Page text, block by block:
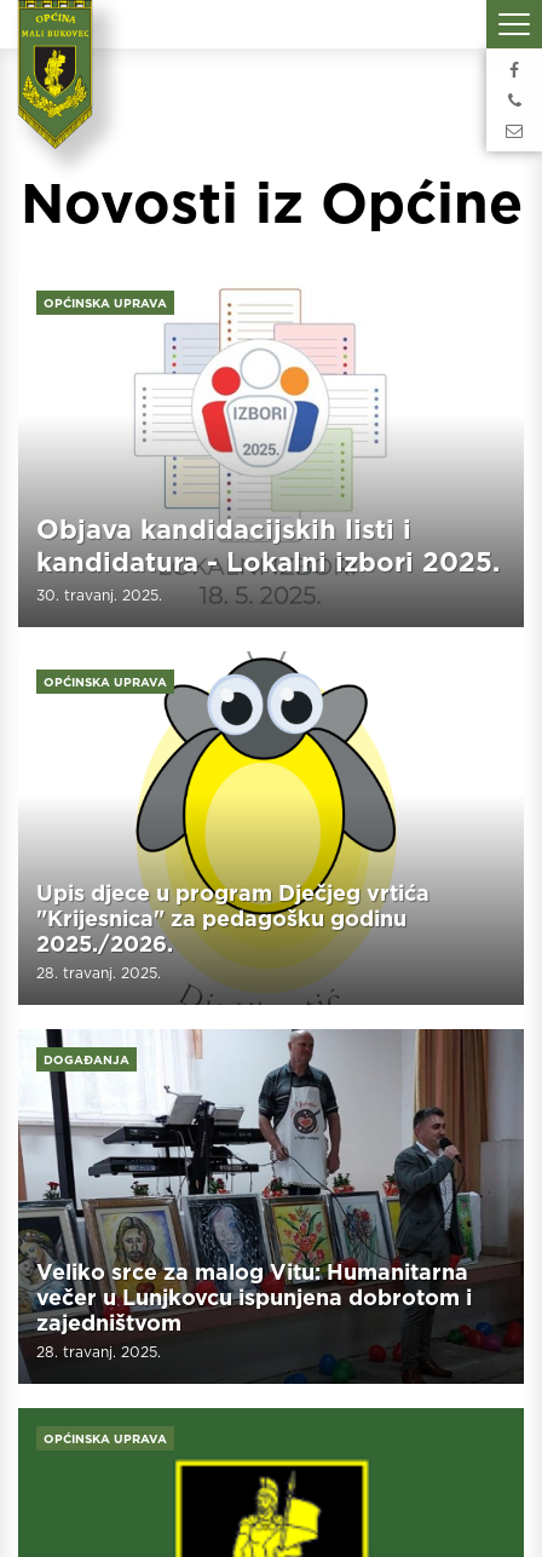
Novosti iz Općine
OPĆINSKA UPRAVA
Objava kandidacijskih listi i
kandidatura - Lokalni izbori 2025.
30. travanj. 2025.
OPĆINSKA UPRAVA
Upis djece u program Dječjeg vrtića
"Krijesnica" za pedagošku godinu
2025./2026.
28. travanj. 2025.
DOGAĐANJA
Veliko srce za malog Vitu: Humanitarna
večer u Lunjkovcu ispunjena dobrotom i
zajedništvom
28. travanj. 2025.
OPĆINSKA UPRAVA